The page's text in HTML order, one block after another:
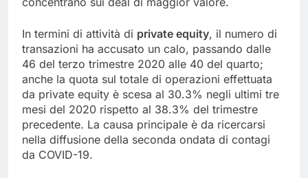
In termini di attività di private equity, il numero di
transazioni ha accusato un calo, passando dalle
46 del terzo trimestre 2020 alle 40 del quarto;
anche la quota sul totale di operazioni effettuata
da private equity è scesa al 30.3% negli ultimi tre
mesi del 2020 rispetto al 38.3% del trimestre
precedente. La causa principale è da ricercarsi
nella diffusione della seconda ondata di contagi
da COVID-19.